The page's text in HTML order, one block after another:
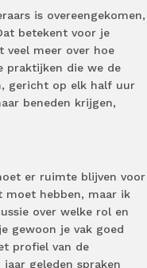
is overeengekomen,
betekent voor je
veel meer over hoe
praktijken die we de
gericht op elk half uur
beneden krijgen,
er ruimte blijven voor
moet hebben, maar ik
over welke rol en
gewoon je vak goed
profiel van de
geleden spraken